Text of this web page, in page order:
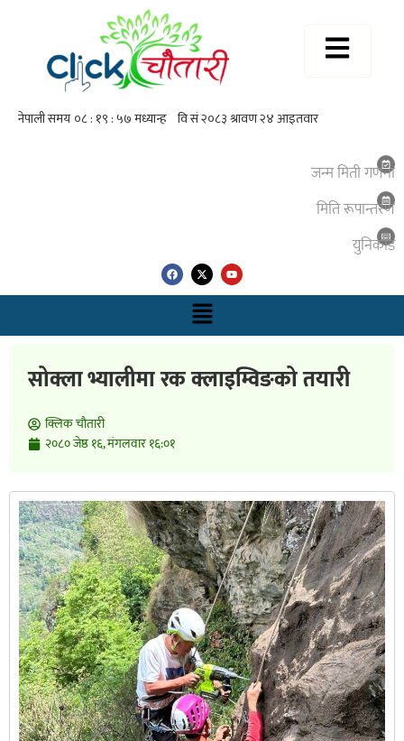
जन्म मिती गणना
मिति रूपान्तरण
युनिकाेड
सोक्ला भ्यालीमा रक क्लाइम्विङको तयारी
क्लिक चाैतारी
२०८० जेष्ठ १६, मंगलवार १६:०१